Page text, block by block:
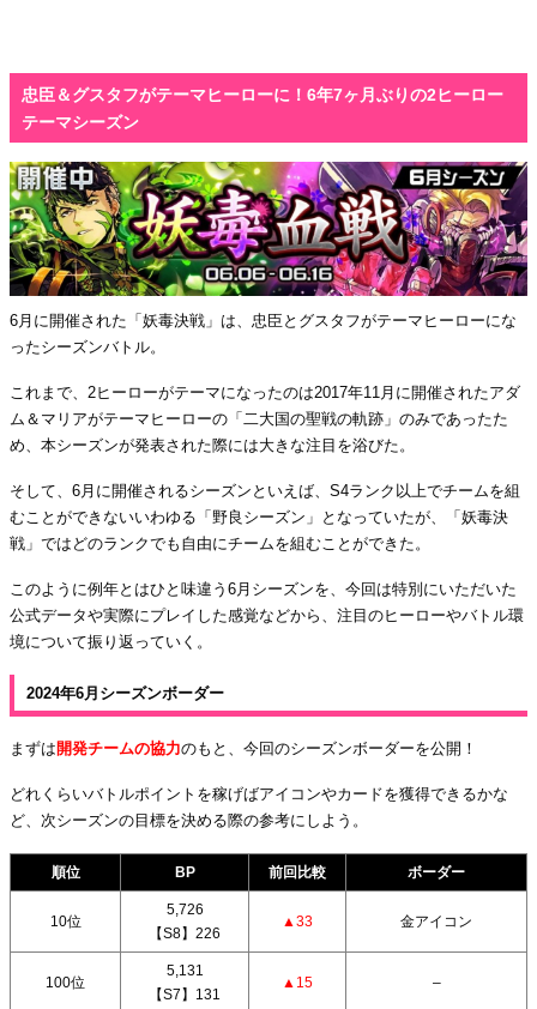
忠臣＆グスタフがテーマヒーローに！6年7ヶ月ぶりの2ヒーロー
テーマシーズン
6月に開催された「妖毒決戦」は、忠臣とグスタフがテーマヒーローにな
ったシーズンバトル。
これまで、2ヒーローがテーマになったのは2017年11月に開催されたアダ
ム＆マリアがテーマヒーローの「二大国の聖戦の軌跡」のみであったた
め、本シーズンが発表された際には大きな注目を浴びた。
そして、6月に開催されるシーズンといえば、S4ランク以上でチームを組
むことができないいわゆる「野良シーズン」となっていたが、「妖毒決
戦」ではどのランクでも自由にチームを組むことができた。
このように例年とはひと味違う6月シーズンを、今回は特別にいただいた
公式データや実際にプレイした感覚などから、注目のヒーローやバトル環
境について振り返っていく。
2024年6月シーズンボーダー
まずは 開発チームの協力のもと、今回のシーズンボーダーを公開！
どれくらいバトルポイントを稼げばアイコンやカードを獲得できるかな
ど、次シーズンの目標を決める際の参考にしよう。
順位 BP 前回比較 ボーダー
10位
5,726
【S8】226
▲33 金アイコン
100位
5,131
【S7】131
▲15 –